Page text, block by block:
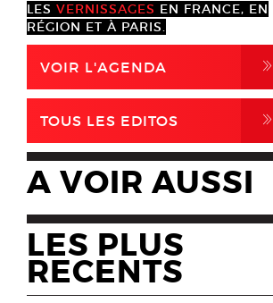
LES VERNISSAGES EN FRANCE, EN
RÉGION ET À PARIS.
VOIR L'AGENDA ,
TOUS LES EDITOS ,
A VOIR AUSSI
LES PLUS
RECENTS